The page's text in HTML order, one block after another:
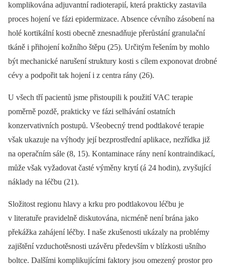
komplikována adjuvantní radioterapií, která prakticky zastavila
proces hojení ve fázi epidermizace. Absence cévního zásobení na
holé kortikální kosti obecně znesnadňuje přerůstání granulační
tkáně i přihojení kožního štěpu (25). Určitým řešením by mohlo
být mechanické narušení struktury kosti s cílem exponovat drobné
cévy a podpořit tak hojení i z centra rány (26).
U všech tří pacientů jsme přistoupili k použití VAC terapie
poměrně pozdě, prakticky ve fázi selhávání ostatních
konzervativních postupů. Všeobecný trend podtlakové terapie
však ukazuje na výhody její bezprostřední aplikace, nezřídka již
na operačním sále (8, 15). Kontaminace rány není kontraindikací,
může však vyžadovat časté výměny krytí (á 24 hodin), zvyšující
náklady na léčbu (21).
Složitost regionu hlavy a krku pro podtlakovou léčbu je
v literatuře pravidelně diskutována, nicméně není brána jako
překážka zahájení léčby. I naše zkušenosti ukázaly na problémy
zajištění vzduchotěsnosti uzávěru především v blízkosti ušního
boltce. Dalšími komplikujícími faktory jsou omezený prostor pro